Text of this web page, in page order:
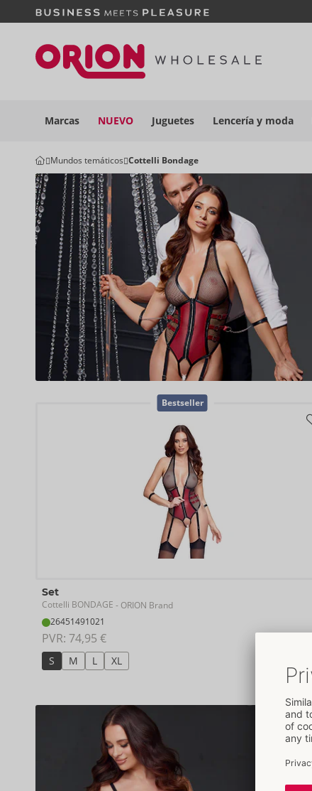
Marcas NUEVO Juguetes Lencería y moda
Mundos temáticos Cottelli Bondage
Bestseller
Set
Cottelli BONDAGE - ORION Brand
26451491021
PVR: 74,95 €
S M L XL